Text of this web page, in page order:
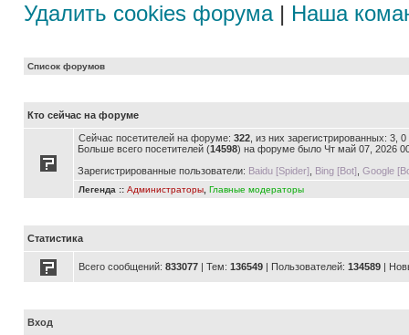
Удалить cookies форума| Наша
Список форумов
Кто сейчас на форуме
Сейчас посетителей на форуме: 322 , из них зарегистрированных: 3,
Больше всего посетителей (14598) на форуме было Чт май 07, 2026
Зарегистрированные пользователи: Baidu [Spider] Bing [Bot] Google
Легенда :: Администраторы Главные модераторы
Статистика
Всего сообщений: 833077 | Тем: 136549 | Пользователей: 134589 |
Вход